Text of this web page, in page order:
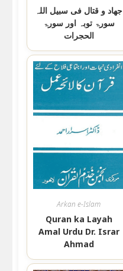
جھاد و قتال فی سبیل اللہ
سورۃ توبہ اور سورۃ
الحجرات
Arkan e-Islam
Quran ka Layah
Amal Urdu Dr. Israr
Ahmad